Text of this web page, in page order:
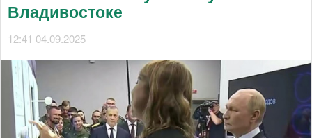
Владивостоке
12:41 04.09.2025